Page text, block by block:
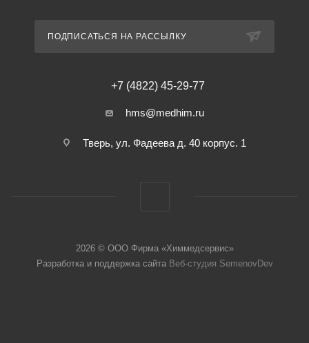
ПОДПИСАТЬСЯ НА РАССЫЛКУ
+7 (4822) 45-29-77
hms@medhim.ru
Тверь, ул. Фадеева д. 40 корпус. 1
2026 © ООО Фирма «Химмедсервис»
Разработка и поддержка сайта Веб-студия SemenovDev